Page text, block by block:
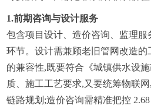
1.前期咨询与设计服务
包含项目设计、造价咨询、监理
环节。设计需兼顾老旧管网改造
的兼容性,既要符合《城镇供水设
质、施工工艺要求,又要统筹物联
链路规划;造价咨询需精准把控